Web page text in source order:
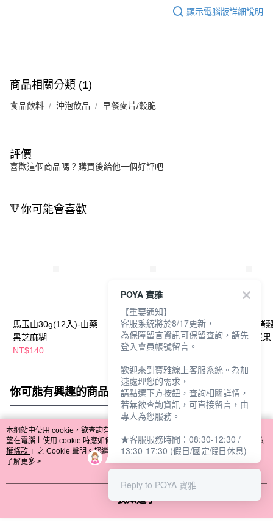
顯示電腦版詳細說明
商品相關分類 (1)
食品飲料 沖泡飲品 早餐麥片/穀脆
評價
喜歡這個商品嗎？購買後給他一個好評吧
🔻你可能會喜歡
馬玉山30g(12入)-山藥
黑芝麻糊
NT$140
馬玉山15g(14入)-抹茶
奶茶
NT$140
馬玉山特濃輕烤
280g-黑芝麻堅果
你可能有興趣的商品 全站排行
熱門標籤
本網站中使用 cookie，欲查詢有關本網站使用 cookie 方式之詳情，及若您不希
望在電腦上使用 cookie 時應如何變更電腦的 cookie 設定，請參閱本網站「
隱私
權條款 」之 Cookie 聲明。您繼續使用本網站即表示您同意本公司得按本網站使
用條款之 Cookie 聲明使用 cookie。
了解更多 >
我知道了
POYA 寶雅
【重要通知】
客服系統將於8/17更新，
為保障留言資訊可保留查詢，請先
登入會員帳號留言。
歡迎來到寶雅線上客服系統。為加
速處理您的需求，
請點選下方按鈕，查詢相關詳情，
若無欲查詢資訊，可直接留言，由
專人為您服務。
★客服服務時間：08:30-12:30 /
13:30-17:30 (假日/國定假日休息)
Reply to POYA 寶雅